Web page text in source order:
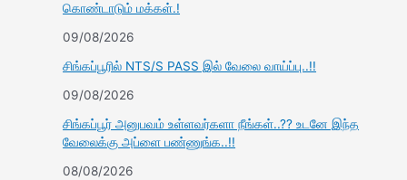
கொண்டாடும் மக்கள்.!
09/08/2026
சிங்கப்பூரில் NTS/S PASS இல் வேலை வாய்ப்பு..!!
09/08/2026
சிங்கப்பூர் அனுபவம் உள்ளவர்களா நீங்கள்..?? உடனே இந்த
வேலைக்கு அப்ளை பண்ணுங்க..!!
08/08/2026